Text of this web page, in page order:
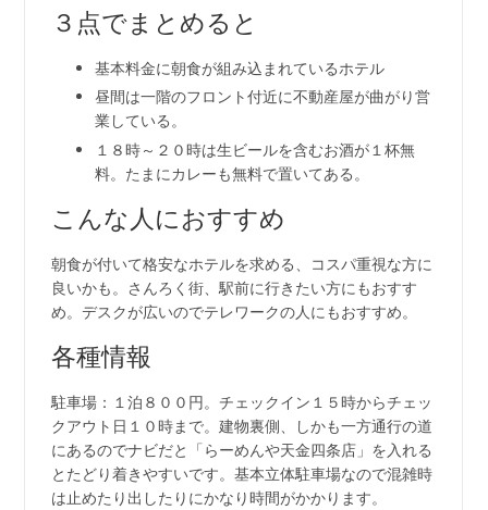
３点でまとめると
基本料金に朝食が組み込まれているホテル
昼間は一階のフロント付近に不動産屋が曲がり営
業している。
１８時～２０時は生ビールを含むお酒が１杯無
料。たまにカレーも無料で置いてある。
こんな人におすすめ
朝食が付いて格安なホテルを求める、コスパ重視な方に
良いかも。さんろく街、駅前に行きたい方にもおすす
め。デスクが広いのでテレワークの人にもおすすめ。
各種情報
駐車場：１泊８００円。チェックイン１５時からチェッ
クアウト日１０時まで。建物裏側、しかも一方通行の道
にあるのでナビだと「らーめんや天金四条店」を入れる
とたどり着きやすいです。基本立体駐車場なので混雑時
は止めたり出したりにかなり時間がかかります。